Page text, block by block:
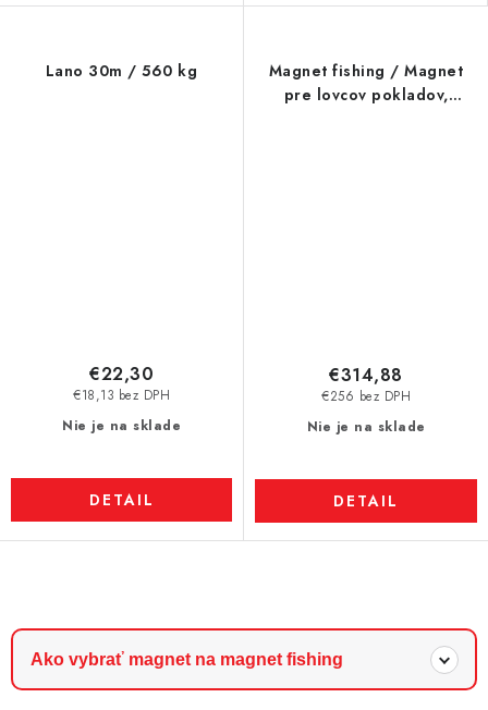
Lano 30m / 560 kg
Nie je na sklade
€18,13 bez DPH
€22,30
DETAIL
Magnet fishing / Magnet
pre lovcov pokladov,
Nie je na sklade
€256 bez DPH
€314,88
DETAIL
v
á
Ako vybrať magnet na magnet fishing